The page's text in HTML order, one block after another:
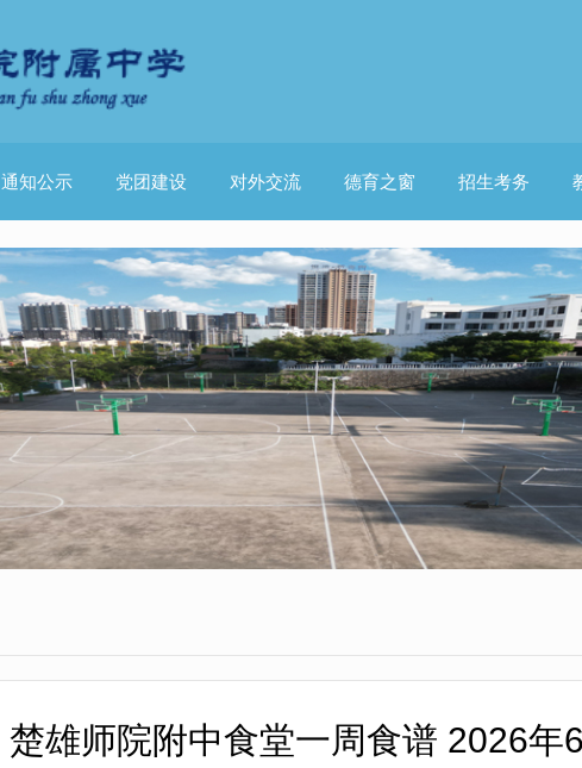
通知公示 党团建设 对外交流 德育之窗 招生考务
楚雄师院附中食堂一周食谱 2026